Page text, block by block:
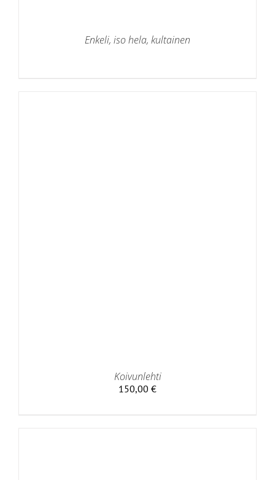
Enkeli, iso hela, kultainen
Koivunlehti
150,00 €